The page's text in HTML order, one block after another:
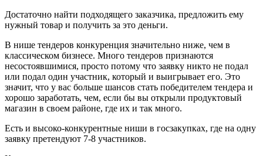
Достаточно найти подходящего заказчика, предложить ему
нужный товар и получить за это деньги.
В нише тендеров конкуренция значительно ниже, чем в
классическом бизнесе. Много тендеров признаются
несостоявшимися, просто потому что заявку никто не подал
или подал один участник, который и выигрывает его. Это
значит, что у вас больше шансов стать победителем тендера и
хорошо заработать, чем, если бы вы открыли продуктовый
магазин в своем районе, где их и так много.
Есть и высоко-конкурентные ниши в госзакупках, где на одну
заявку претендуют 7-8 участников.